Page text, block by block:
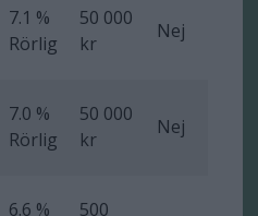
7.1 %
Rörlig
50 000
kr
Nej
7.0 %
Rörlig
50 000
kr
Nej
6.6 %
500